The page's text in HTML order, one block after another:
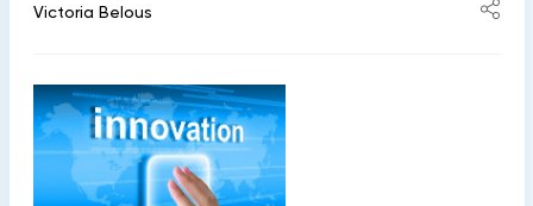
Victoria Belous